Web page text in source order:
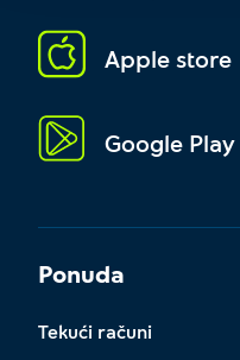
Apple store
Google Play
Ponuda
Tekući računi